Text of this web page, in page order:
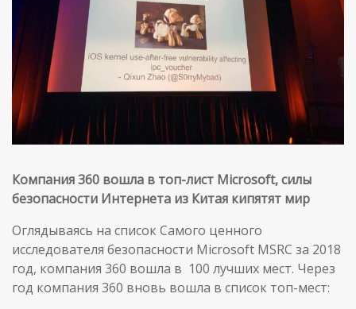
Компания 360 вошла в топ-лист Microsoft, силы
безопасности Интернета из Китая кипятят мир
Оглядываясь на список Самого ценного
исследователя безопасности Microsoft MSRC за 2018
год, компания 360 вошла в 100 лучших мест. Через
год компания 360 вновь вошла в список топ-мест: